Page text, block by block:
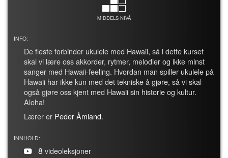
MIDDELS NIVÅ
INFO:
De fleste forbinder ukulele med Hawaii, så i dette kurset
skal vi lære oss akkorder, rytmer, melodier og ikke minst
sanger med Hawaii-feeling. Hvordan man spiller ukulele på
Hawaii har ikke kun med det tekniske å gjøre, så vi skal
også gjøre oss kjent med Hawaii sin historie og kultur.
Aloha!
Lærer er Peder Åmland.
INNHOLD:
8 videoleksjoner